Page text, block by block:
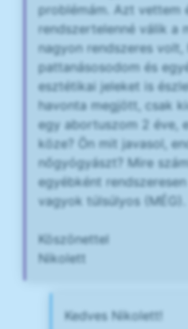
problémám. Azt vettem
rendszertelenné válik a
nagyon rendszeres
pattanásosodom és
esztétikai jeleket is
havonta megjött, csak
egy abortuszom 2 éve,
köze? Ön mit javasol,
nőgyógyászt? Mire
egyébként
vagyok túlsúlyos (MÉG).
Köszönettel
Nikolett
Kedves Nikolett!